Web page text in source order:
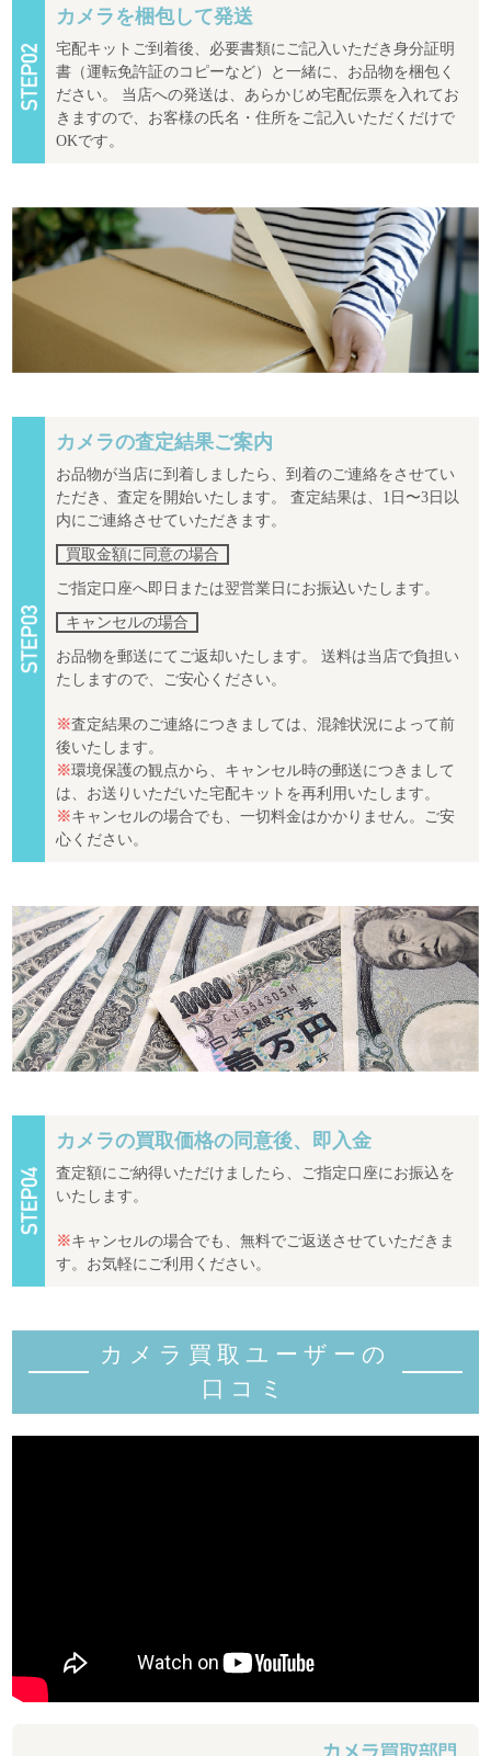
カメラを梱包して発送
宅配キットご到着後、必要書類にご記入いただき身分証明
書（運転免許証のコピーなど）と一緒に、お品物を梱包く
ださい。 当店への発送は、あらかじめ宅配伝票を入れてお
きますので、お客様の氏名・住所をご記入いただくだけで
OKです。
カメラの査定結果ご案内
お品物が当店に到着しましたら、到着のご連絡をさせてい
ただき、査定を開始いたします。 査定結果は、1日〜3日以
内にご連絡させていただきます。
買取金額に同意の場合
ご指定口座へ即日または翌営業日にお振込いたします。
キャンセルの場合
お品物を郵送にてご返却いたします。 送料は当店で負担い
たしますので、ご安心ください。
※査定結果のご連絡につきましては、混雑状況によって前
後いたします。
※環境保護の観点から、キャンセル時の郵送につきまして
は、お送りいただいた宅配キットを再利用いたします。
※キャンセルの場合でも、一切料金はかかりません。ご安
心ください。
カメラの買取価格の同意後、即入金
査定額にご納得いただけましたら、ご指定口座にお振込を
いたします。
※キャンセルの場合でも、無料でご返送させていただきま
す。お気軽にご利用ください。
カメラ買取ユーザーの
口コミ